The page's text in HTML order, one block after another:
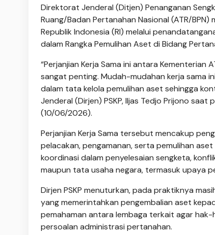
Direktorat Jenderal (Ditjen) Penanganan
Ruang/Badan Pertanahan Nasional (ATR/BPN)
Republik Indonesia (RI) melalui
dalam Rangka Pemulihan Aset di Bidang
“Perjanjian Kerja Sama ini antara Kementerian
sangat penting. Mudah-mudahan kerja sama
dalam tata kelola pemulihan aset sehingga
Jenderal (Dirjen) PSKP, Iljas Tedjo Prijono saat
(10/06/2026).
Perjanjian Kerja Sama tersebut mencakup
pelacakan, pengamanan, serta pemulihan
koordinasi dalam penyelesaian sengketa,
maupun tata usaha negara, termasuk upaya
Dirjen PSKP menuturkan, pada praktiknya
yang memerintahkan pengembalian aset
pemahaman antara lembaga terkait agar
persoalan administrasi pertanahan.